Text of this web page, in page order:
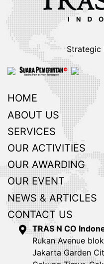
Strategic
HOME
ABOUT US
SERVICES
OUR ACTIVITIES
OUR AWARDING
OUR EVENT
NEWS & ARTICLES
CONTACT US
TRAS N CO
Rukan Avenue
Jakarta Garden